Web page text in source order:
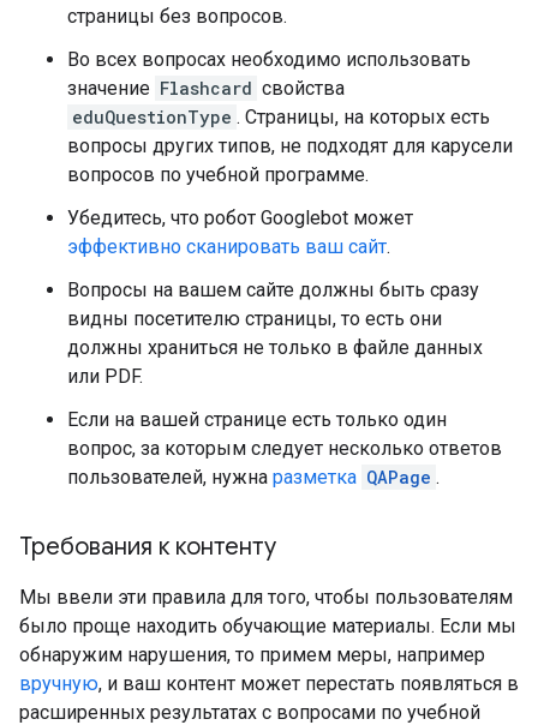
страницы без вопросов.
Во всех вопросах необходимо использовать
значение Flashcard свойства
eduQuestionType . Страницы, на которых есть
вопросы других типов, не подходят для карусели
вопросов по учебной программе.
Убедитесь, что робот Googlebot может
эффективно сканировать ваш сайт.
Вопросы на вашем сайте должны быть сразу
видны посетителю страницы, то есть они
должны храниться не только в файле данных
или PDF.
Если на вашей странице есть только один
вопрос, за которым следует несколько ответов
пользователей, нужна разметка QAPage .
Требования к контенту
Мы ввели эти правила для того, чтобы пользователям
было проще находить обучающие материалы. Если мы
обнаружим нарушения, то примем меры, например
вручную, и ваш контент может перестать появляться в
расширенных результатах с вопросами по учебной